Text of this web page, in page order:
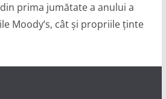
prima jumătate a anului a
Moody’s, cât și propriile ținte